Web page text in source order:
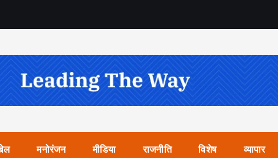
मनोरंजन मीडिया राजनीति विशेष व्यापार